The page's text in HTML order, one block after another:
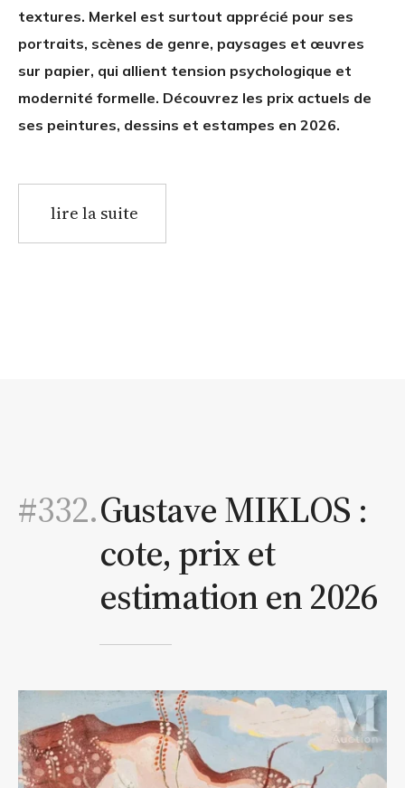
textures. Merkel est surtout apprécié pour ses
portraits, scènes de genre, paysages et œuvres
sur papier, qui allient tension psychologique et
modernité formelle. Découvrez les prix actuels de
ses peintures, dessins et estampes en 2026.
lire la suite
#332.Gustave MIKLOS :
cote, prix et
estimation en 2026